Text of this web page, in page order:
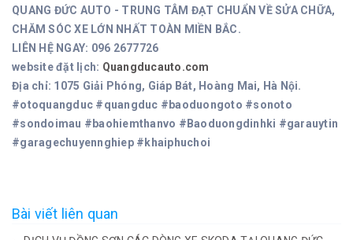
QUANG ĐỨC AUTO - TRUNG TÂM ĐẠT CHUẨN VỀ SỬA CHỮA,
CHĂM SÓC XE LỚN NHẤT TOÀN MIỀN BẮC.
LIÊN HỆ NGAY: 096 2677726
website đặt lịch: Quangducauto.com
Địa chỉ: 1075 Giải Phóng, Giáp Bát, Hoàng Mai, Hà Nội.
#otoquangduc #quangduc #baoduongoto #sonoto
#sondoimau #baohiemthanvo #Baoduongdinhki #garauytin
#garagechuyennghiep #khaiphuchoi
Bài viết liên quan